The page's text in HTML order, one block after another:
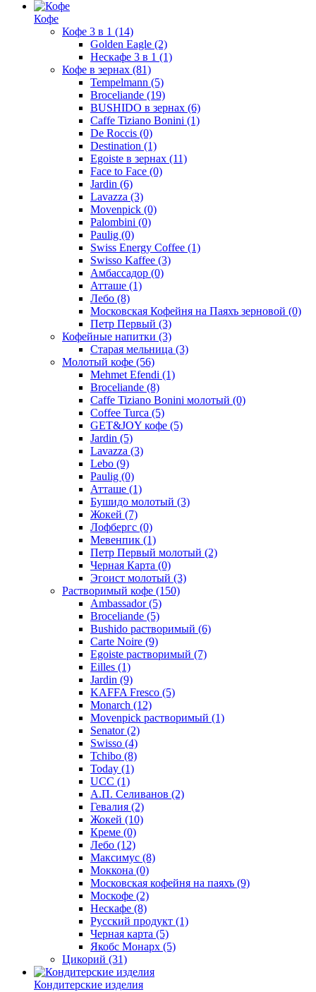
Кофе
Кофе 3 в 1 (14)
Golden Eagle (2)
Нескафе 3 в 1 (1)
Кофе в зернах (81)
Tempelmann (5)
Broceliande (19)
BUSHIDO в зернах (6)
Caffe Tiziano Bonini (1)
De Roccis (0)
Destination (1)
Egoiste в зернах (11)
Face to Face (0)
Jardin (6)
Lavazza (3)
Movenpick (0)
Palombini (0)
Paulig (0)
Swiss Energy Coffee (1)
Swisso Kaffee (3)
Амбассадор (0)
Атташе (1)
Лебо (8)
Московская Кофейня на Паяхъ зерновой (0)
Петр Первый (3)
Кофейные напитки (3)
Старая мельница (3)
Молотый кофе (56)
Mehmet Efendi (1)
Broceliande (8)
Caffe Tiziano Bonini молотый (0)
Coffee Turca (5)
GET&JOY кофе (5)
Jardin (5)
Lavazza (3)
Lebo (9)
Paulig (0)
Атташе (1)
Бушидо молотый (3)
Жокей (7)
Лофбергс (0)
Мевенпик (1)
Петр Первый молотый (2)
Черная Карта (0)
Эгоист молотый (3)
Растворимый кофе (150)
Ambassador(5)
Broceliande (5)
Bushido растворимый (6)
Carte Noire (9)
Egoiste растворимый (7)
Eilles (1)
Jardin (9)
KAFFA Fresco (5)
Monarch (12)
Movenpick растворимый (1)
Senator(2)
Swisso (4)
Tchibo (8)
Today (1)
UCC (1)
А.П. Селиванов (2)
Гевалия (2)
Жокей (10)
Креме (0)
Лебо (12)
Максимус (8)
Моккона (0)
Московская кофейня на паяхъ (9)
Москофе (2)
Нескафе (8)
Русский продукт (1)
Черная карта (5)
Якобс Монарх (5)
Цикорий (31)
Кондитерские изделия